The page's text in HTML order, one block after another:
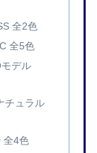
全2色
全5色
デル
チュラル
全4色